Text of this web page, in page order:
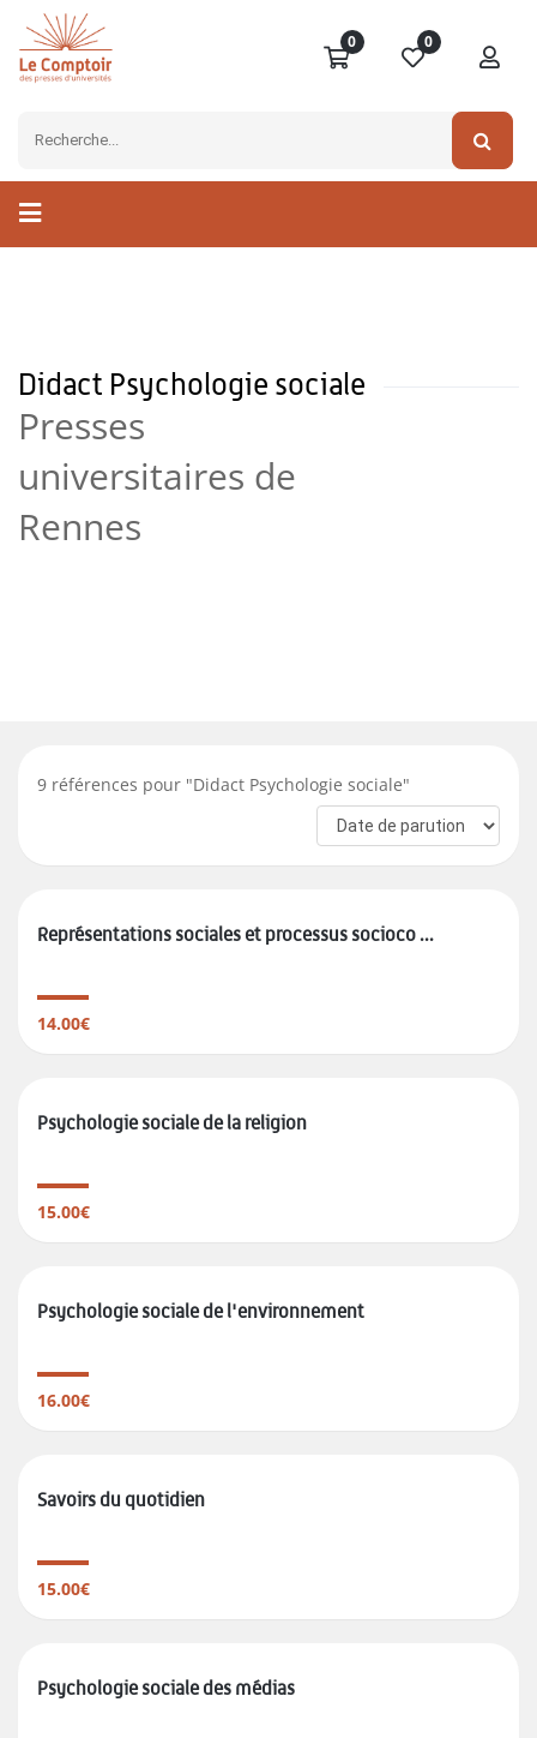
0 0
Didact Psychologie sociale
Presses
universitaires de
Rennes
9 références pour "Didact Psychologie sociale"
Représentations sociales et processus socioco ...
14.00€
Psychologie sociale de la religion
15.00€
Psychologie sociale de l'environnement
16.00€
Savoirs du quotidien
15.00€
Psychologie sociale des médias